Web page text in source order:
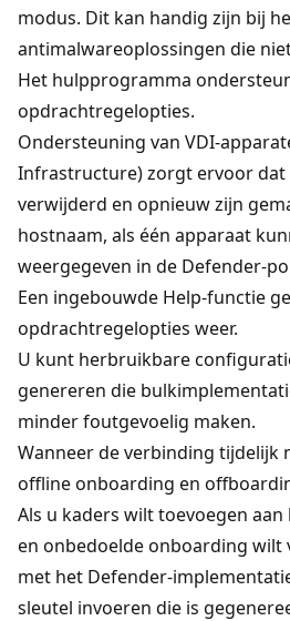
modus. Dit kan handig zijn bij
antimalwareoplossingen die
Het hulpprogramma
opdrachtregelopties.
Ondersteuning van VDI-
Infrastructure) zorgt ervoor dat
verwijderd en opnieuw zijn
hostnaam, als één apparaat
weergegeven in de Defender-
Een ingebouwde Help-functie
opdrachtregelopties weer.
U kunt herbruikbare
genereren die
minder foutgevoelig maken.
Wanneer de verbinding tijdelijk
offline onboarding en
Als u kaders wilt toevoegen
en onbedoelde onboarding wilt
met het Defender-
sleutel invoeren die is